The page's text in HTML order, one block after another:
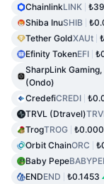
ChainlinkLINK
Shiba InuSHIB
Tether GoldXAUt
Efinity TokenEFI
SharpLink
(Ondo)
CredefiCREDI
TRVL (Dtravel)
TrogTROG
Orbit ChainORC
Baby Pepe
ENDEND ₺0.1453